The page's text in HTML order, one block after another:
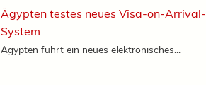
Ägypten testes neues Visa-on-Arrival-
System
Ägypten führt ein neues elektronisches...